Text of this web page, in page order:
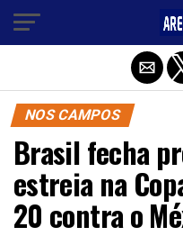
NOS CAMPOS
Brasil fecha
estreia na
20 contra o
Sair da